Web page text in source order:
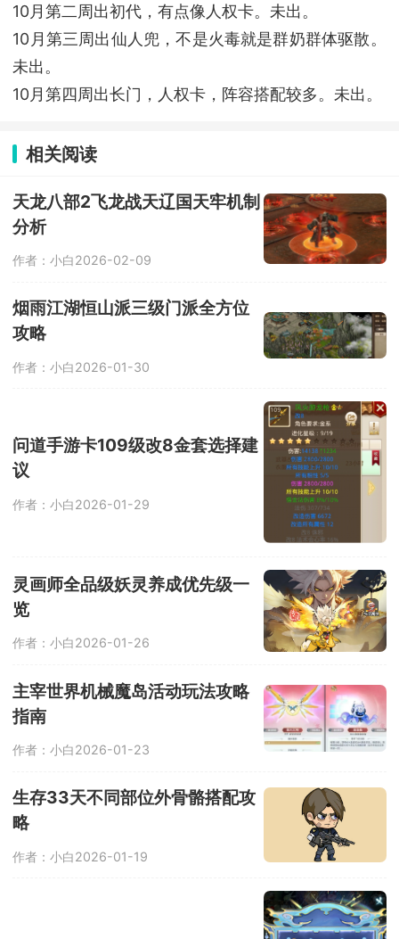
10月第二周出初代，有点像人权卡。未出。
10月第三周出仙人兜，不是火毒就是群奶群体驱散。
未出。
10月第四周出长门，人权卡，阵容搭配较多。未出。
相关阅读
天龙八部2飞龙战天辽国天牢机制
分析
作者：小白2026-02-09
烟雨江湖恒山派三级门派全方位
攻略
作者：小白2026-01-30
问道手游卡109级改8金套选择建
议
作者：小白2026-01-29
灵画师全品级妖灵养成优先级一
览
作者：小白2026-01-26
主宰世界机械魔岛活动玩法攻略
指南
作者：小白2026-01-23
生存33天不同部位外骨骼搭配攻
略
作者：小白2026-01-19